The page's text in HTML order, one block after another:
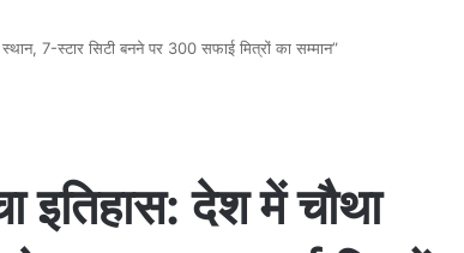
7-स्टार सिटी बनने पर 300 सफाई मित्रों का सम्मान”
इतिहास: देश में चौथा